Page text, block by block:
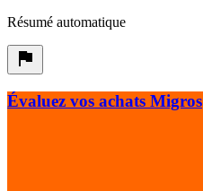
Résumé automatique
Évaluez vos achats Migros